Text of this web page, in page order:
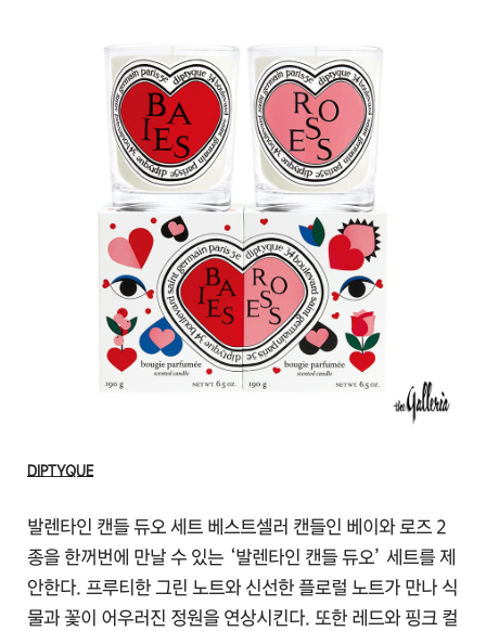
DIPTYQUE
발렌타인 캔들 듀오 세트 베스트셀러 캔들인 베이와 로즈 2
종을 한꺼번에 만날 수 있는 ‘발렌타인 캔들 듀오’ 세트를 제
안한다. 프루티한 그린 노트와 신선한 플로럴 노트가 만나 식
물과 꽃이 어우러진 정원을 연상시킨다. 또한 레드와 핑크 컬